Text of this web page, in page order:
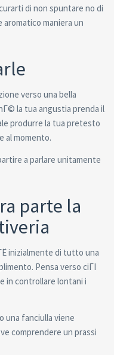
di non spuntare no di
maniera un
verso una bella
la tua angustia prenda il
produrre la tua pretesto
al momento.
a parlare unitamente
parte la
inizialmente di tutto una
Pensa verso ciГІ
in controllare lontani i
una fanciulla viene
comprendere un prassi